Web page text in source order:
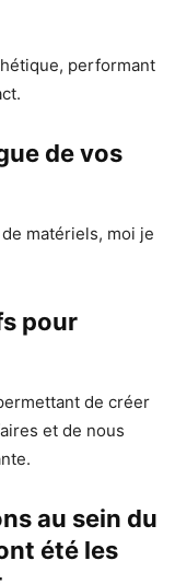
performant
de vos
matériels, moi je
pour
de créer
et de nous
au sein du
été les